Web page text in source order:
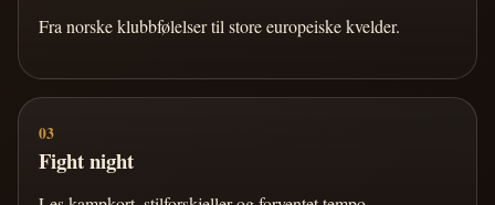
Fra norske klubbfølelser til store europeiske kvelder.
03
Fight night